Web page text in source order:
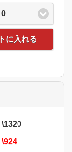
0
に入れる
\1320
\924